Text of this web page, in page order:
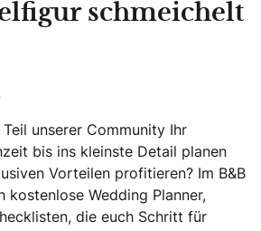
schmeichelt
unserer Community Ihr
bis ins kleinste Detail planen
Vorteilen profitieren? Im B&B
kostenlose Wedding Planner,
die euch Schritt für